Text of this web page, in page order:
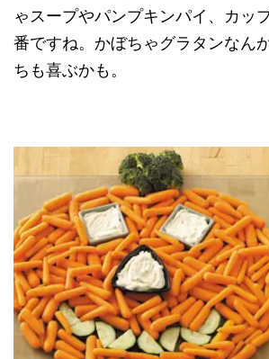
ゃスープやパンプキンパイ、カッ
番ですね。かぼちゃグラタンなん
ちも喜ぶかも。